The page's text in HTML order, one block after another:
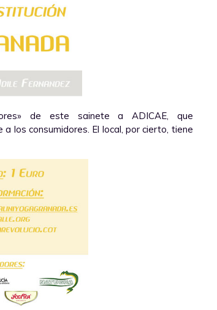
de este sainete a ADICAE, que
los consumidores. El local, por cierto, tiene